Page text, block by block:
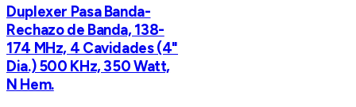
Duplexer Pasa Banda-
Rechazo de Banda, 138-
174 MHz, 4 Cavidades (4"
Dia.) 500 KHz, 350 Watt,
N Hem.